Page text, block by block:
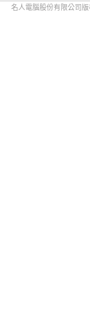
名人電腦股份有限公司版